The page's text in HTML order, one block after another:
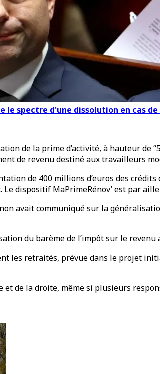
le spectre d'une dissolution en cas de
de la prime d’activité, à hauteur de
de revenu destiné aux travailleurs
de 400 millions d’euros des
dispositif MaPrimeRénov’ est par
avait communiqué sur la
du barème de l’impôt sur le
les retraités, prévue dans le projet
de la droite, même si plusieurs